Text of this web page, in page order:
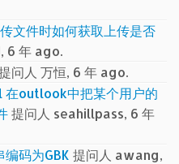
文件时如何获取上传是否
6 年 ago.
问人 万恒, 6 年 ago.
outlook中把某个用户的
提问人 seahillpass, 6 年
码为GBK 提问人 awang,